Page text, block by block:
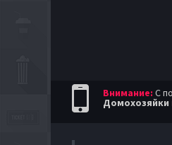
Внимание: С
Домохозяйки